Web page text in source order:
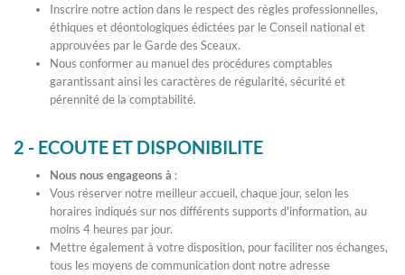
Inscrire notre action dans le respect des règles professionnelles,
éthiques et déontologiques édictées par le Conseil national et
approuvées par le Garde des Sceaux.
Nous conformer au manuel des procédures comptables
garantissant ainsi les caractères de régularité, sécurité et
pérennité de la comptabilité.
2 - ECOUTE ET DISPONIBILITE
Nous nous engageons à :
Vous réserver notre meilleur accueil, chaque jour, selon les
horaires indiqués sur nos différents supports d'information, au
moins 4 heures par jour.
Mettre également à votre disposition, pour faciliter nos échanges,
tous les moyens de communication dont notre adresse